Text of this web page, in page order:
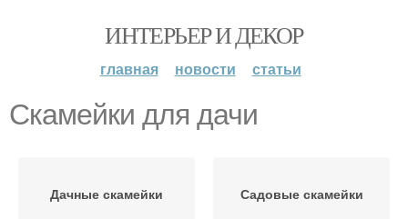
ИНТЕРЬЕР И ДЕКОР
главная новости статьи
Скамейки для дачи
Дачные скамейки Садовые скамейки